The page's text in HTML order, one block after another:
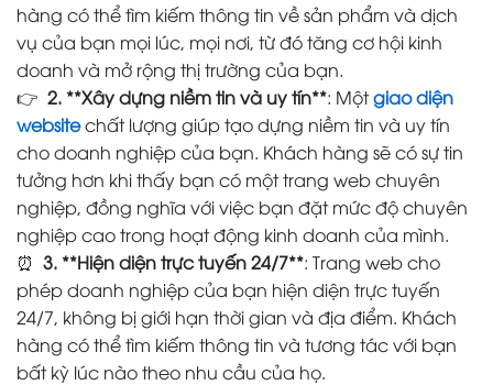
hàng có thể tìm kiếm thông tin về sản phẩm và dịch
vụ của bạn mọi lúc, mọi nơi, từ đó tăng cơ hội kinh
doanh và mở rộng thị trường của bạn.
👉 2. **Xây dựng niềm tin và uy tín**: Mộtgiao diện
websitechất lượng giúp tạo dựng niềm tin và uy tín
cho doanh nghiệp của bạn. Khách hàng sẽ có sự tin
tưởng hơn khi thấy bạn có một trang web chuyên
nghiệp, đồng nghĩa với việc bạn đặt mức độ chuyên
nghiệp cao trong hoạt động kinh doanh của mình.
⏰ 3. **Hiện diện trực tuyến 24/7**: Trang web cho
phép doanh nghiệp của bạn hiện diện trực tuyến
24/7, không bị giới hạn thời gian và địa điểm. Khách
hàng có thể tìm kiếm thông tin và tương tác với bạn
bất kỳ lúc nào theo nhu cầu của họ.